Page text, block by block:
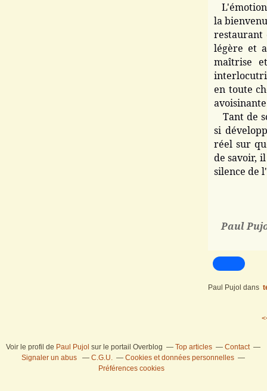
la
restaurant
légère et
maîtrise
en toute
Tant de
si
réel sur
de savoir,
silence de
Paul
Paul Pujol dans
Voir le profil de Paul Pujol sur le portail Overblog Top articles
Contact
Signaler un abus
C.G.U.
Cookies et données personnelles
Préférences cookies